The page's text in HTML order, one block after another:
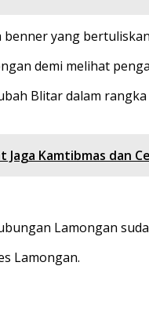
benner yang
demi melihat
Blitar dalam
Jaga Kamtibmas dan
Lamongan
Lamongan.